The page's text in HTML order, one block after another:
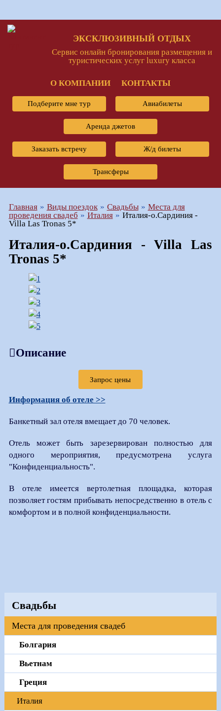
ЭКСКЛЮЗИВНЫЙ ОТДЫХ
Сервис онлайн бронирования размещения и
туристических услуг luxury класса
О КОМПАНИИ КОНТАКТЫ
Подберите мне тур Авиабилеты
Аренда джетов
Заказать встречу Ж/д билеты
Трансферы
Главная Виды поездок Свадьбы
Места для
проведения свадеб
Италия
Италия-о.Сардиния -
Villa Las Tronas 5*
Италия-о.Сардиния - Villa Las
Tronas 5*
Описание
Запрос цены
Информация об отеле >>
Банкетный зал отеля вмещает до 70 человек.
Отель может быть зарезервирован полностью для
одного мероприятия, предусмотрена услуга
"Конфиденциальность".
В отеле имеется вертолетная площадка, которая
позволяет гостям прибывать непосредственно в отель с
комфортом и в полной конфиденциальности.
Свадьбы
Места для проведения свадеб
Болгария
Вьетнам
Греция
Италия